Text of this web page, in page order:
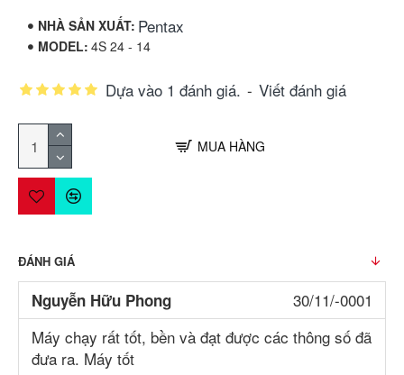
NHÀ SẢN XUẤT: Pentax
MODEL: 4S 24 - 14
Dựa vào 1 đánh giá. - Viết đánh giá
MUA HÀNG
ĐÁNH GIÁ
Nguyễn Hữu Phong
30/11/-0001
Máy chạy rất tốt, bền và đạt được các thông số đã
đưa ra. Máy tốt